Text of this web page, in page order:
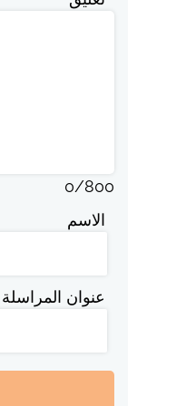
0/800
الاسم
عنوان المراسلة